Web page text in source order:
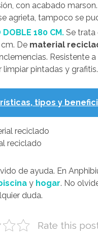
con acabado marson.
agrieta, tampoco se
DOBLE 180 CM. Se trata
De material
Resistente
pintadas y grafitis.
tipos y
reciclado
de ayuda. En
y hogar. No
duda.
Rate this